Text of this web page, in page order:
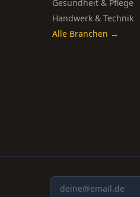
Gesundheit & Pflege
Handwerk & Technik
Alle Branchen →